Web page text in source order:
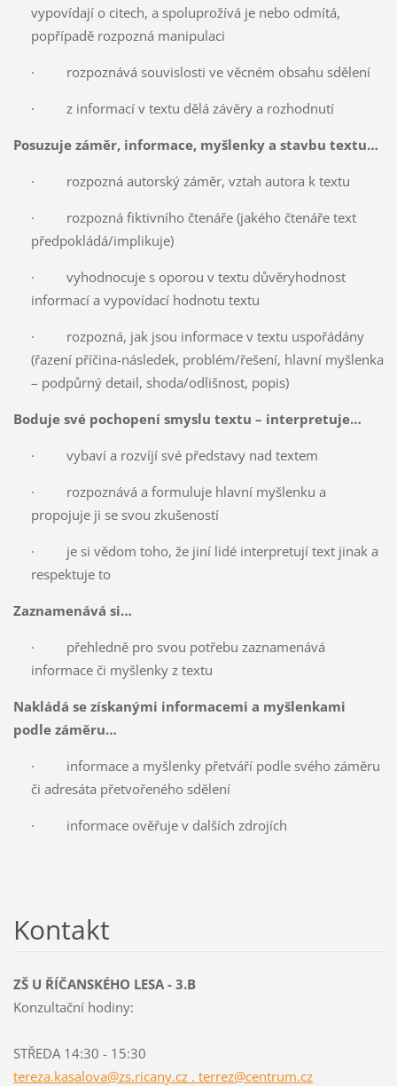
vypovídají o citech, a spoluprožívá je nebo odmítá,
popřípadě rozpozná manipulaci
· rozpoznává souvislosti ve věcném obsahu sdělení
· z informací v textu dělá závěry a rozhodnutí
Posuzuje záměr, informace, myšlenky a stavbu textu…
· rozpozná autorský záměr, vztah autora k textu
· rozpozná fiktivního čtenáře (jakého čtenáře text
předpokládá/implikuje)
· vyhodnocuje s oporou v textu důvěryhodnost
informací a vypovídací hodnotu textu
· rozpozná, jak jsou informace v textu uspořádány
(řazení příčina-následek, problém/řešení, hlavní myšlenka
– podpůrný detail, shoda/odlišnost, popis)
Boduje své pochopení smyslu textu – interpretuje…
· vybaví a rozvíjí své představy nad textem
· rozpoznává a formuluje hlavní myšlenku a
propojuje ji se svou zkušeností
· je si vědom toho, že jiní lidé interpretují text jinak a
respektuje to
Zaznamenává si…
· přehledně pro svou potřebu zaznamenává
informace či myšlenky z textu
Nakládá se získanými informacemi a myšlenkami
podle záměru…
· informace a myšlenky přetváří podle svého záměru
či adresáta přetvořeného sdělení
· informace ověřuje v dalších zdrojích
Kontakt
ZŠ U ŘÍČANSKÉHO LESA - 3.B
Konzultační hodiny:
STŘEDA 14:30 - 15:30
tereza.kasalova@zs.ricany.cz . terrez@centrum.cz